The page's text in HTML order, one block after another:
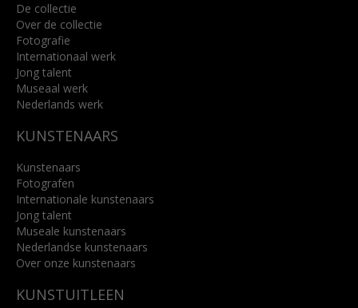
De collectie
Over de collectie
Fotografie
Internationaal werk
Jong talent
Museaal werk
Nederlands werk
KUNSTENAARS
Kunstenaars
Fotografen
Internationale kunstenaars
Jong talent
Museale kunstenaars
Nederlandse kunstenaars
Over onze kunstenaars
KUNSTUITLEEN